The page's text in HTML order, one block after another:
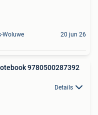
Woluwe 20 jun 26
9780500287392
Details